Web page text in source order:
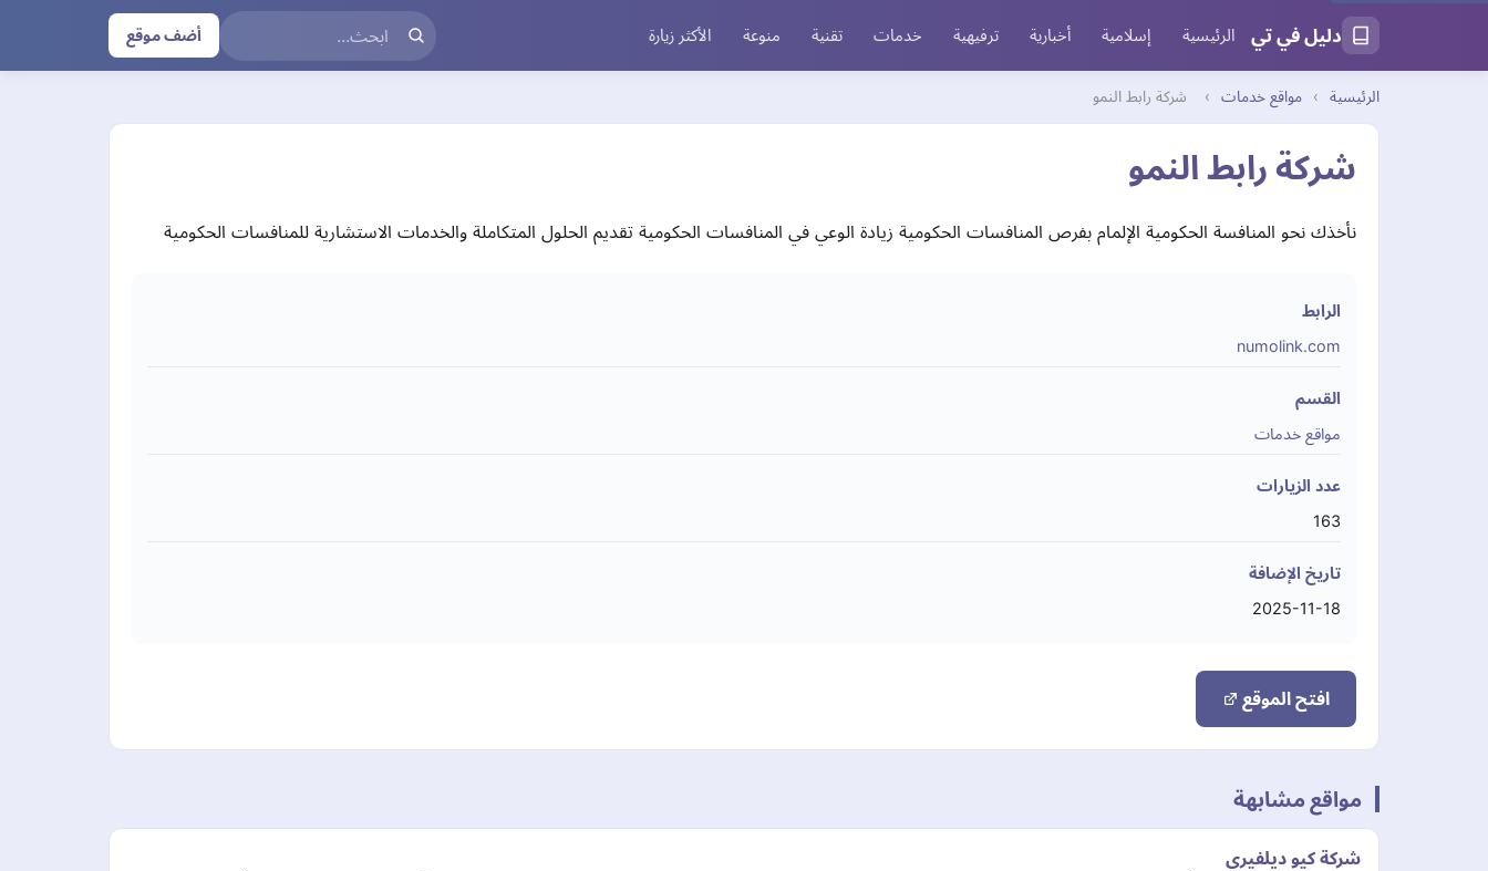
دليل في تي الرئيسية إسلامية أخبارية ترفيهية خدمات تقنية منوعة الأكثر زيارة أضف موقع
الرئيسية › مواقع خدمات › شركة رابط النمو
شركة رابط النمو
نأخذك نحو المنافسة الحكومية الإلمام بفرص المنافسات الحكومية زيادة الوعي في المنافسات الحكومية تقديم الحلول المتكاملة والخدمات الاستشارية للمنافسات الحكومية
الرابط
numolink.com
القسم
مواقع خدمات
عدد الزيارات
163
تاريخ الإضافة
2025-11-18
افتح الموقع
مواقع مشابهة
شركة كيو ديلفيري